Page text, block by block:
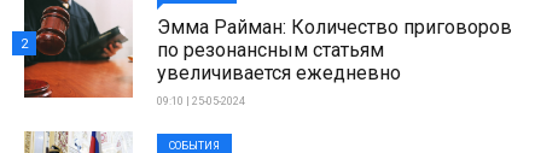
Эмма Райман: Количество приговоров
по резонансным статьям
увеличивается ежедневно
09:10 | 25-05-2024
2
СОБЫТИЯ